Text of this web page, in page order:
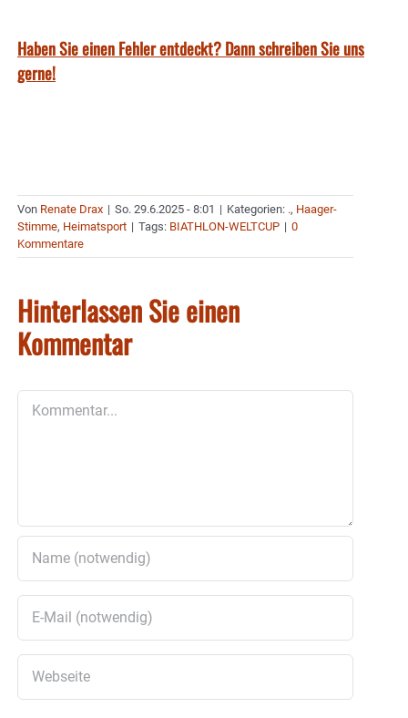
Haben Sie einen Fehler entdeckt? Dann schreiben Sie uns
gerne!
Von Renate Drax | So. 29.6.2025 - 8:01 | Kategorien: ., Haager-
Stimme, Heimatsport | Tags: BIATHLON-WELTCUP | 0
Kommentare
Hinterlassen Sie einen
Kommentar